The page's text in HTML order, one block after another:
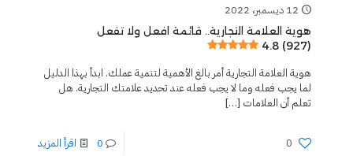
12 ديسمبر، 2022
هوية العلامة التجارية.. قائمة افعل ولا تفعل
4.8 (927)
هوية العلامة التجارية أمر بالغ الأهمية لتنمية عملك. ابدأ بهذا الدليل
لما يجب فعله وما لا يجب فعله عند تحديد علامتك التجارية. هل
تعلم أن العلامات […]
0
0 اقرأ المزيد